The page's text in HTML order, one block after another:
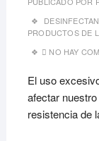
PRODUCTOS DE
NO HAY
El uso
afectar
resistencia de